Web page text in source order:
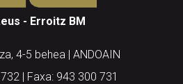
- Erroitz BM
4-5 behea | ANDOAIN
| Faxa: 943 300 731